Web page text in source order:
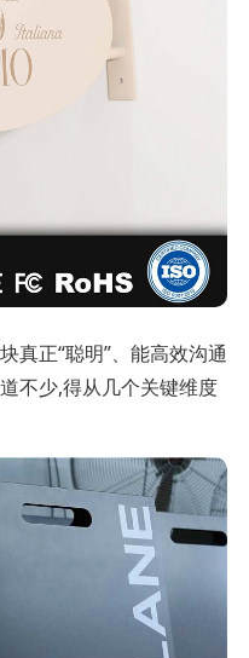
真正“聪明”、能高效沟通
不少,得从几个关键维度